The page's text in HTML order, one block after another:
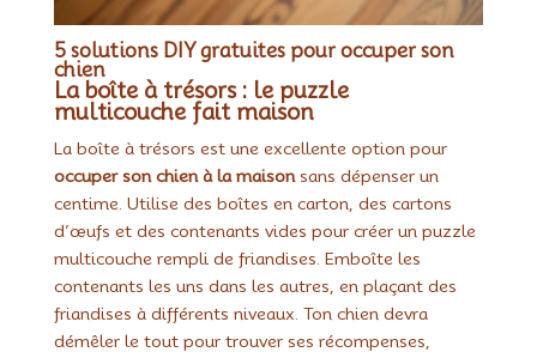
5 solutions DIY gratuites pour occuper son
chien
La boîte à trésors : le puzzle
multicouche fait maison
La boîte à trésors est une excellente option pour
occuper son chien à la maisonsans dépenser un
centime. Utilise des boîtes en carton, des cartons
d’œufs et des contenants vides pour créer un puzzle
multicouche rempli de friandises. Emboîte les
contenants les uns dans les autres, en plaçant des
friandises à différents niveaux. Ton chien devra
démêler le tout pour trouver ses récompenses,